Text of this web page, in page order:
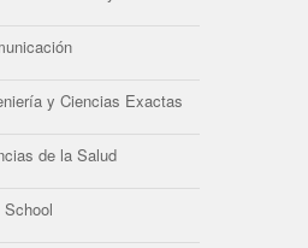
y Ciencias Exactas
de la Salud